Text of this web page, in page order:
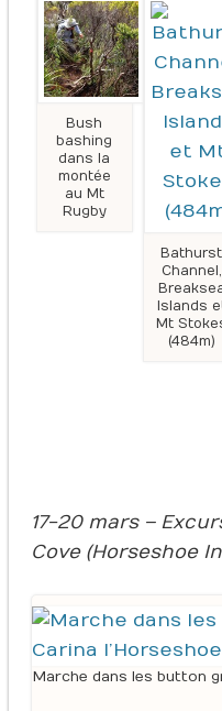
Bush
bashing
dans la
montée
au Mt
Rugby
Bathurst
Channel,
Islands
Mt
(484m)
17-20 mars –
Cove (Horseshoe
Marche dans les button